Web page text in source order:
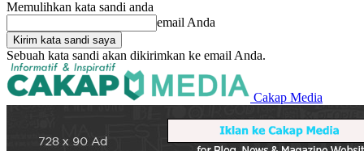
Memulihkan kata sandi anda
email Anda
Sebuah kata sandi akan dikirimkan ke email Anda.
Cakap Media